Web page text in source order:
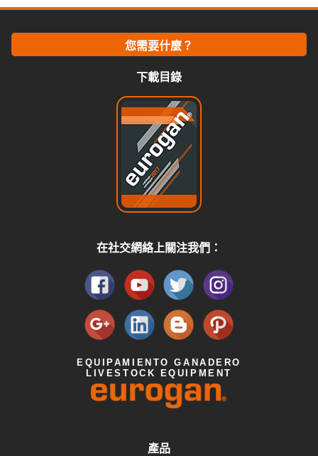
您需要什麼？
下載目錄
在社交網絡上關注我們：
EQUIPAMIENTO GANADERO
LIVESTOCK EQUIPMENT
產品